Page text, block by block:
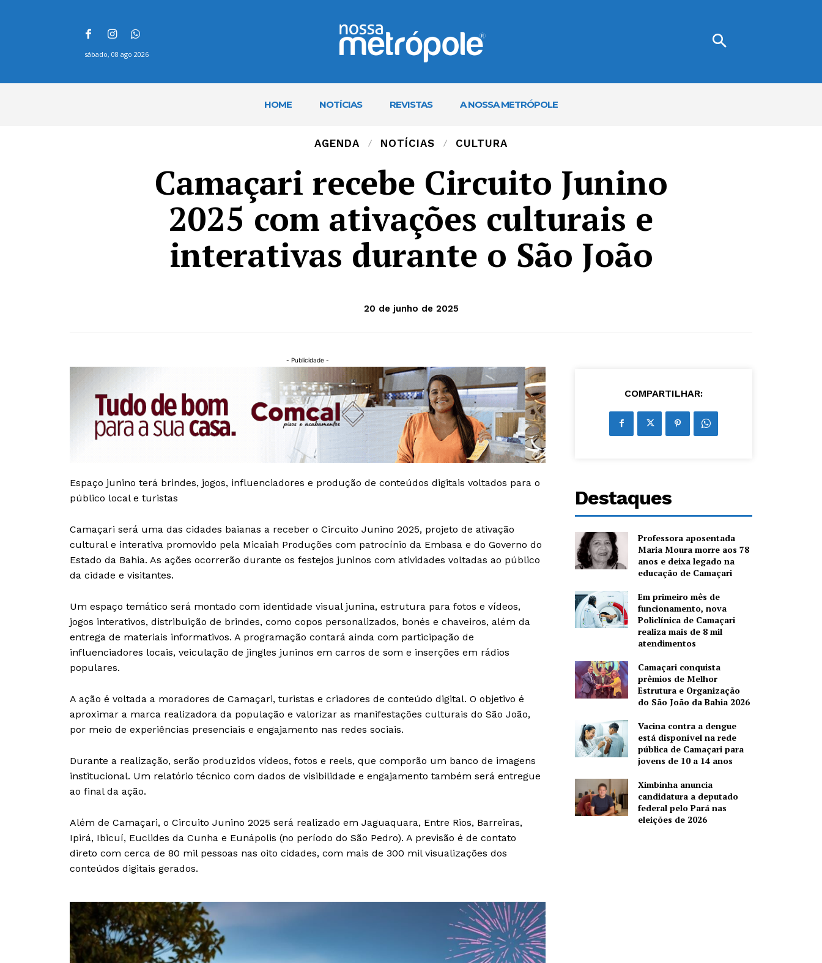
sábado, 08 ago 2026
HOME NOTÍCIAS REVISTAS A NOSSA METRÓPOLE
AGENDA NOTÍCIAS CULTURA
Camaçari recebe Circuito Junino
2025 com ativações culturais e
interativas durante o São João
20 de junho de 2025
- Publicidade -
Espaço junino terá brindes, jogos, influenciadores e produção de conteúdos digitais voltados para o
público local e turistas
Camaçari será uma das cidades baianas a receber o Circuito Junino 2025, projeto de ativação
cultural e interativa promovido pela Micaiah Produções com patrocínio da Embasa e do Governo do
Estado da Bahia. As ações ocorrerão durante os festejos juninos com atividades voltadas ao público
da cidade e visitantes.
Um espaço temático será montado com identidade visual junina, estrutura para fotos e vídeos,
jogos interativos, distribuição de brindes, como copos personalizados, bonés e chaveiros, além da
entrega de materiais informativos. A programação contará ainda com participação de
influenciadores locais, veiculação de jingles juninos em carros de som e inserções em rádios
populares.
A ação é voltada a moradores de Camaçari, turistas e criadores de conteúdo digital. O objetivo é
aproximar a marca realizadora da população e valorizar as manifestações culturais do São João,
por meio de experiências presenciais e engajamento nas redes sociais.
Durante a realização, serão produzidos vídeos, fotos e reels, que comporão um banco de imagens
institucional. Um relatório técnico com dados de visibilidade e engajamento também será entregue
ao final da ação.
Além de Camaçari, o Circuito Junino 2025 será realizado em Jaguaquara, Entre Rios, Barreiras,
Ipirá, Ibicuí, Euclides da Cunha e Eunápolis (no período do São Pedro). A previsão é de contato
direto com cerca de 80 mil pessoas nas oito cidades, com mais de 300 mil visualizações dos
conteúdos digitais gerados.
COMPARTILHAR:
Destaques
Professora aposentada
Maria Moura morre aos 78
anos e deixa legado na
educação de Camaçari
Em primeiro mês de
funcionamento, nova
Policlínica de Camaçari
realiza mais de 8 mil
atendimentos
Camaçari conquista
prêmios de Melhor
Estrutura e Organização
do São João da Bahia 2026
Vacina contra a dengue
está disponível na rede
pública de Camaçari para
jovens de 10 a 14 anos
Ximbinha anuncia
candidatura a deputado
federal pelo Pará nas
eleições de 2026